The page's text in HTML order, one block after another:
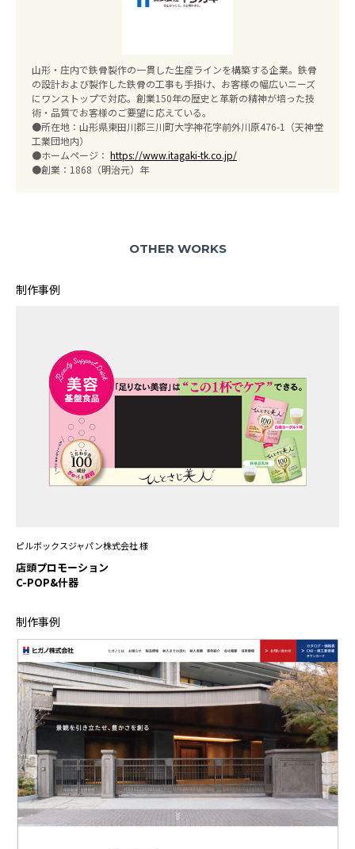
山形・庄内で鉄骨製作の一貫した生産ラインを構築する企業。鉄骨
の設計および製作した鉄骨の工事も手掛け、お客様の幅広いニーズ
にワンストップで対応。創業150年の歴史と革新の精神が培った技
術・品質でお客様のご要望に応えている。
●所在地：山形県東田川郡三川町大字神花字前外川原476-1（天神堂
工業団地内）
●ホームページ： https://www.itagaki-tk.co.jp/
●創業：1868（明治元）年
OTHER WORKS
制作事例
ピルボックスジャパン株式会社 様
店頭プロモーション
C-POP&什器
制作事例